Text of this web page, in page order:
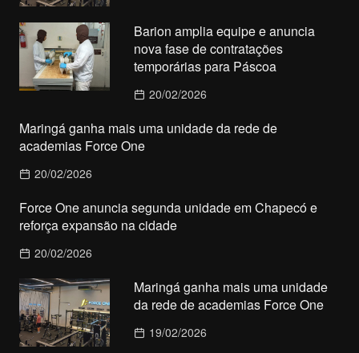
Barion amplia equipe e anuncia
nova fase de contratações
temporárias para Páscoa
20/02/2026
Maringá ganha mais uma unidade da rede de
academias Force One
20/02/2026
Force One anuncia segunda unidade em Chapecó e
reforça expansão na cidade
20/02/2026
Maringá ganha mais uma unidade
da rede de academias Force One
19/02/2026